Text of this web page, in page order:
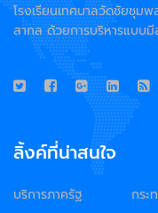
โรงเรียนเทศบาลวัดชัยชุ
สากล ด้วยการบริหารแบบมี
ลิ้งค์ที่น่าสนใจ
บริการภาครัฐ
กระ